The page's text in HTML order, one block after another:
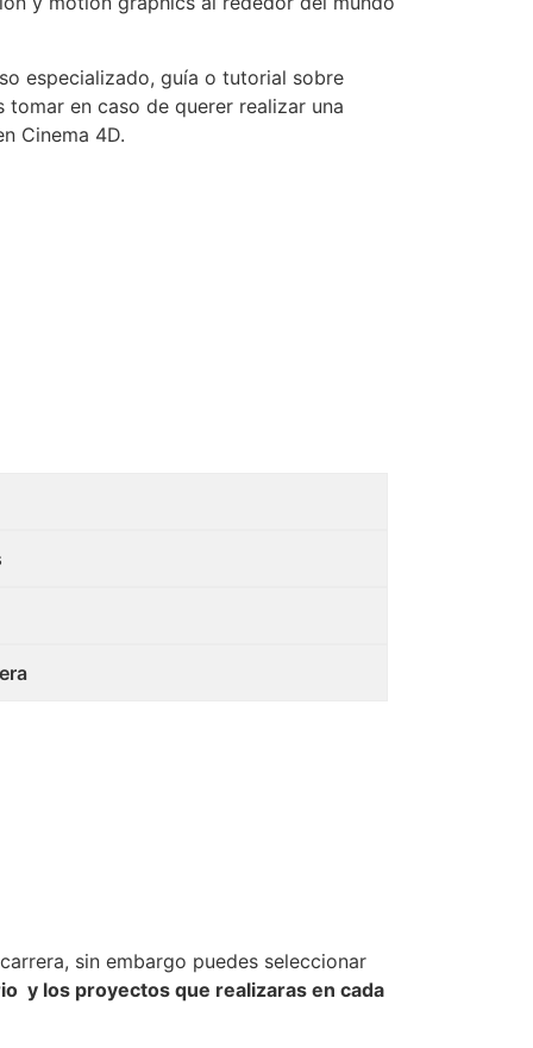
especializado, guía o tutorial sobre
en caso de querer realizar una
Cinema 4D.
sin embargo puedes seleccionar
y los proyectos que realizaras en cada